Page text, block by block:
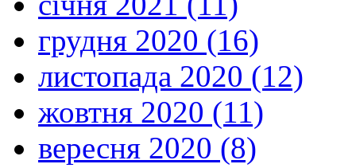
грудня 2020 (16)
листопада 2020 (12)
жовтня 2020 (11)
вересня 2020 (8)